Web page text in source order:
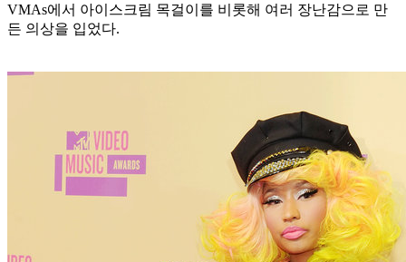
VMAs에서 아이스크림 목걸이를 비롯해 여러 장난감으로 만
든 의상을 입었다.